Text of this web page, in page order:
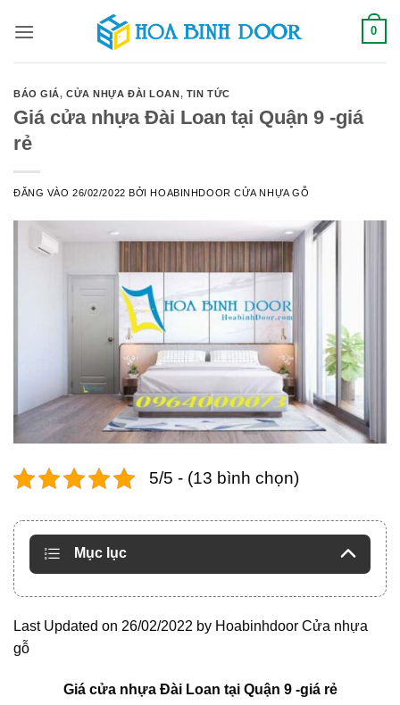
qua
0
BÁO GIÁ,CỬA NHỰA ĐÀI LOAN, TIN TỨC
Giá cửa nhựa Đài Loan tại Quận 9 -giá
rẻ
ĐĂNG VÀO26/02/2022 BỞIHOABINHDOOR CỬA NHỰA GỖ
5/5 - (13 bình chọn)
Mục lục
Last Updated on 26/02/2022 by Hoabinhdoor Cửa nhựa
gỗ
Giá cửa nhựa Đài Loan tại Quận 9 -giá rẻ